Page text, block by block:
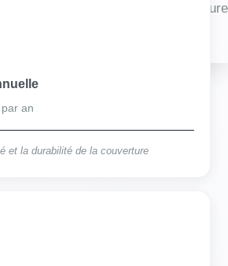
influencent vos travaux de couverture
an
et la durabilité de la couverture